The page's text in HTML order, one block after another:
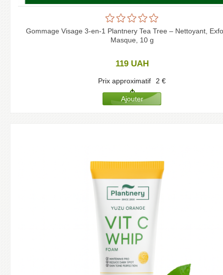
Gommage Visage 3-en-1 Plantnery Tea Tree – Nettoyant,
Masque, 10 g
119 UAH
Prix approximatif 2 €